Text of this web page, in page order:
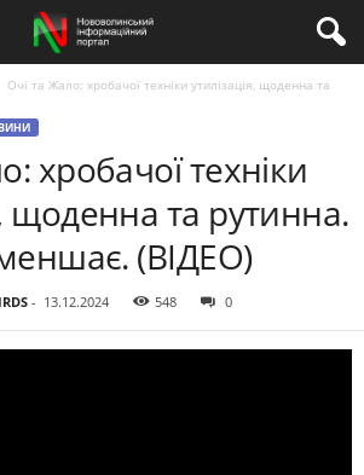
Очі та Жало: хробачої техніки утилізація, щоденна та
хробачої техніки
щоденна та рутинна.
(ВІДЕО)
- 13.12.2024 548 0